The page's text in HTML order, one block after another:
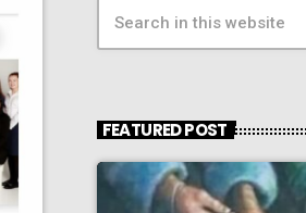
FEATURED POST